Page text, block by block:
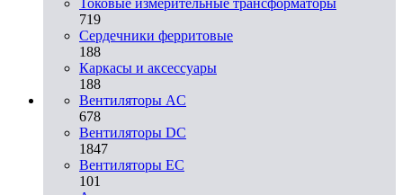
719
Сердечники ферритовые
188
Каркасы и аксессуары
188
Вентиляторы AC
678
Вентиляторы DC
1847
Вентиляторы EC
101